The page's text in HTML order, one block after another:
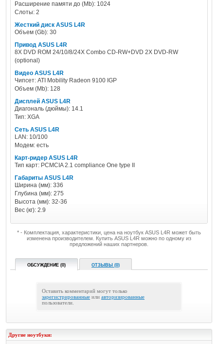
Расширение памяти до (Mb): 1024
Слоты: 2
Жесткий диск ASUS L4R
Объем (Gb): 30
Привод ASUS L4R
8X DVD ROM 24/10/8/24X Combo CD-RW+DVD 2X DVD-RW
(optional)
Видео ASUS L4R
Чипсет: ATI Mobility Radeon 9100 IGP
Объем (Mb): 128
Дисплей ASUS L4R
Диагональ (дюймы): 14.1
Тип: XGA
Сеть ASUS L4R
LAN: 10/100
Модем: есть
Карт-ридер ASUS L4R
Тип карт: PCMCIA 2.1 compliance One type II
Габариты ASUS L4R
Ширина (мм): 336
Глубина (мм): 275
Высота (мм): 32-36
Вес (кг): 2.9
* - Комплектация, характеристики, цена на ноутбук ASUS L4R может быть
изменена производителем. Купить ASUS L4R можно по одному из
предложений наших партнеров.
ОБСУЖДЕНИЕ (0) ОТЗЫВЫ (0)
Оставить комментарий могут только
зарегистрированные или авторизированные
пользователи.
Другие ноутбуки: